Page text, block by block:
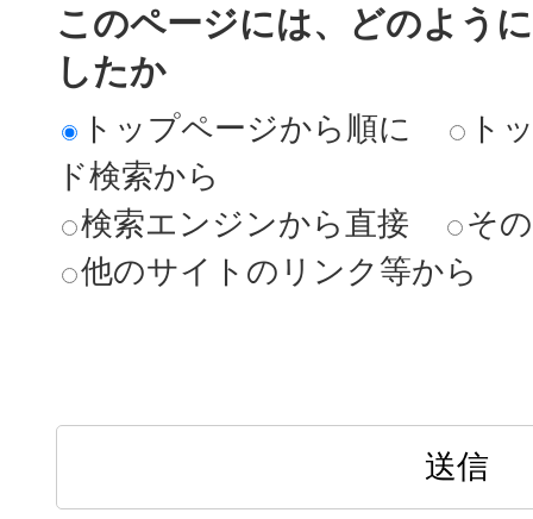
このページには、どのよう
したか
トップページから順に
ト
ド検索から
検索エンジンから直接
そ
他のサイトのリンク等から